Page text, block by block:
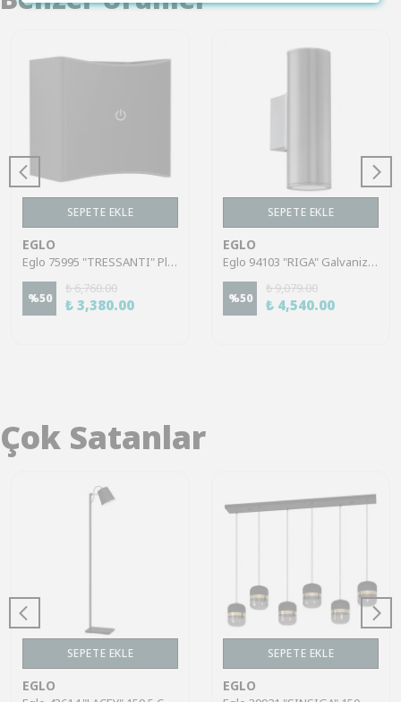
SEPETE EKLE
EGLO
Eglo 75995 "TRESSANTI" Plastik Siyah Mat Dış Mekan Bahçe Aydınlatması Aplik Ip44
%50
₺ 6,760.00
₺ 3,380.00
SEPETE EKLE
EGLO
Eglo 94103 "RIGA" Galvanize Çelik Dış Mekan Bahçe Aydınlatması Aplik Ip44
%50
₺ 9,079.00
₺ 4,540.00
Çok Satanlar
SEPETE EKLE
EGLO
SEPETE EKLE
EGLO